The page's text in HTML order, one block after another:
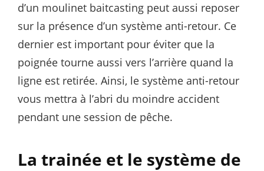
d’un moulinet baitcasting peut aussi reposer
sur la présence d’un système anti-retour. Ce
dernier est important pour éviter que la
poignée tourne aussi vers l’arrière quand la
ligne est retirée. Ainsi, le système anti-retour
vous mettra à l’abri du moindre accident
pendant une session de pêche.
La trainée et le système de